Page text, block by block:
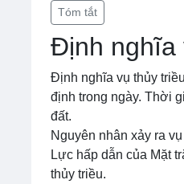
Tóm tắt
Định nghĩa
Định nghĩa vụ thủy
định trong ngày. Thời
đất.
Nguyên nhân xảy ra
Lực hấp dẫn của Mặt
thủy triều.